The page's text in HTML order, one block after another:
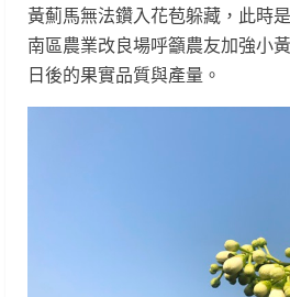
黃薊馬無法鑽入花苞躲藏，此時
南區農業改良場呼籲農友加強小
日後的果實品質與產量。